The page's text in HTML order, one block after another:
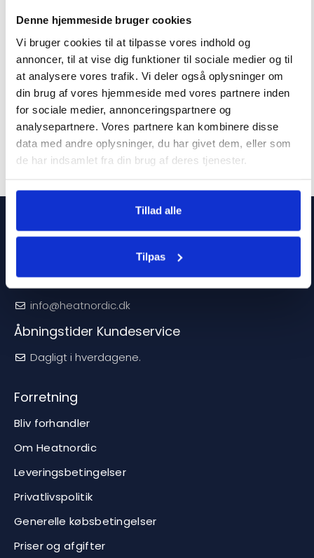
Denne hjemmeside bruger cookies
Vi bruger cookies til at tilpasse vores indhold og
annoncer, til at vise dig funktioner til sociale medier og til
at analysere vores trafik. Vi deler også oplysninger om
din brug af vores hjemmeside med vores partnere inden
for sociale medier, annonceringspartnere og
analysepartnere. Vores partnere kan kombinere disse
data med andre oplysninger, du har givet dem, eller som
de har indsamlet fra din brug af deres tjenester.
Tillad alle
Tilpas
Gasbrænder til bordvarmer
349kr.
Reflektor til terrassevarmer
Sahara 13 kW
309kr.
Service
Kontakt
info@heatnordic.dk
Åbningstider Kundeservice
Dagligt i hverdagene.
Forretning
Bliv forhandler
Om Heatnordic
Leveringsbetingelser
Privatlivspolitik
Generelle købsbetingelser
Priser og afgifter